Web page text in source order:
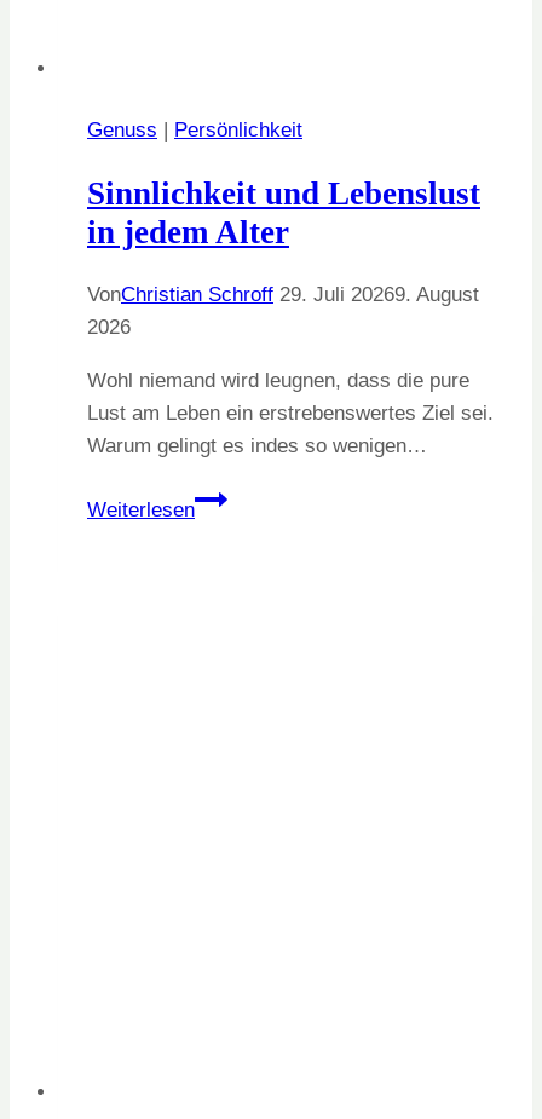
Genuss Persönlichkeit
Sinnlichkeit und Lebenslust
in jedem Alter
VonChristian Schroff 29. Juli 20269. August
2026
Wohl niemand wird leugnen, dass die pure
Lust am Leben ein erstrebenswertes Ziel sei.
Warum gelingt es indes so wenigen…
Weiterlesen
Sinnlichkeit